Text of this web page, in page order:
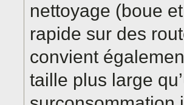
nettoyage (boue
rapide sur des
convient
taille plus large